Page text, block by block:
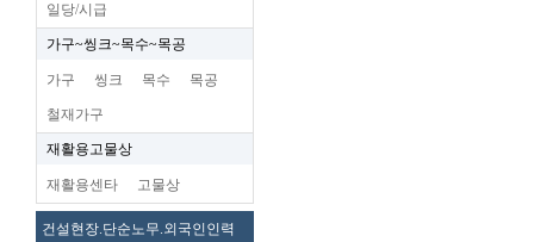
일당/시급
가구~씽크~목수~목공
가구 씽크 목수 목공
철재가구
재활용고물상
재활용센타 고물상
건설현장.단순노무.외국인인력